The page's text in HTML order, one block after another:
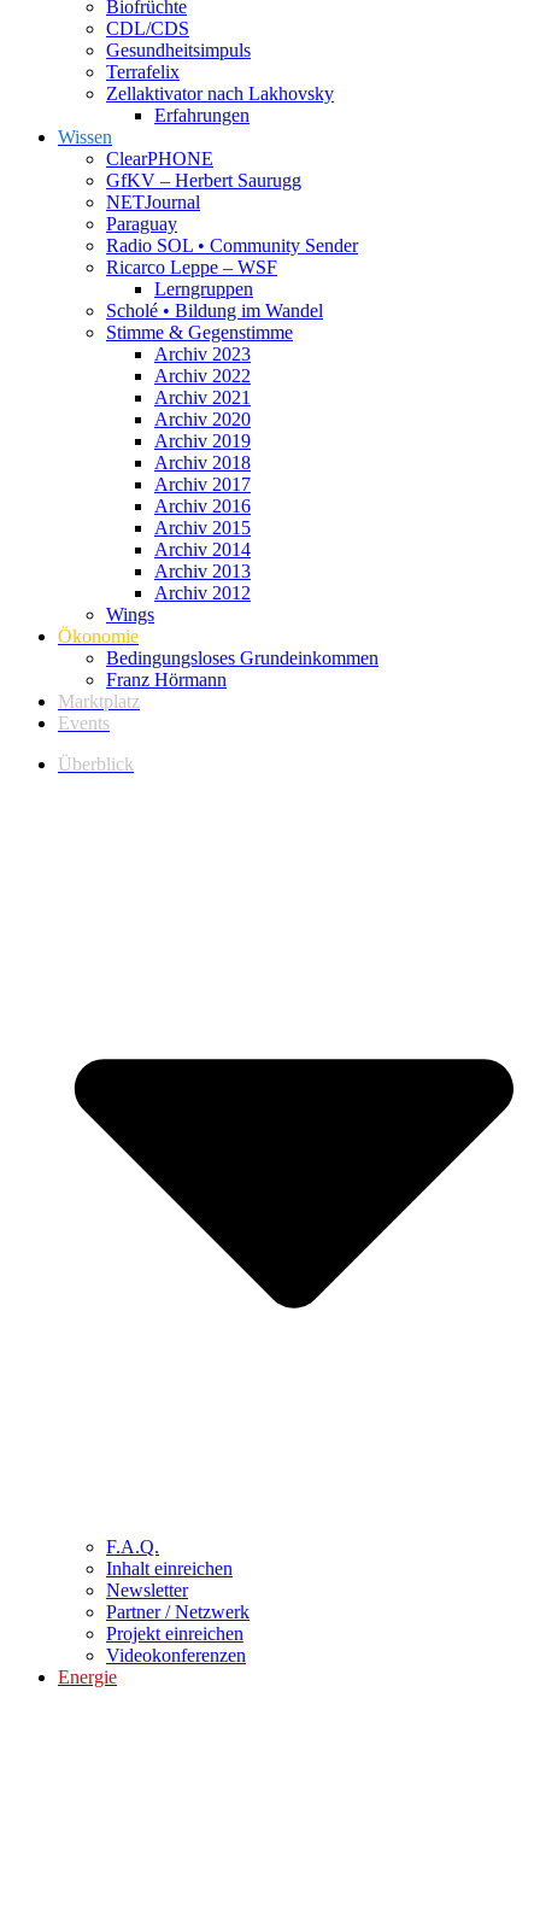
Biofrüchte
CDL/CDS
Gesundheitsimpuls
Terrafelix
Zellaktivator nach Lakhovsky
Erfahrungen
Wissen
ClearPHONE
GfKV – Herbert Saurugg
NETJournal
Paraguay
Radio SOL • Community Sender
Ricarco Leppe – WSF
Lerngruppen
Scholé • Bildung im Wandel
Stimme & Gegenstimme
Archiv 2023
Archiv 2022
Archiv 2021
Archiv 2020
Archiv 2019
Archiv 2018
Archiv 2017
Archiv 2016
Archiv 2015
Archiv 2014
Archiv 2013
Archiv 2012
Wings
Ökonomie
Bedingungsloses Grundeinkommen
Franz Hörmann
Marktplatz
Events
Überblick
F.A.Q.
Inhalt einreichen
Newsletter
Partner / Netzwerk
Projekt einreichen
Videokonferenzen
Energie